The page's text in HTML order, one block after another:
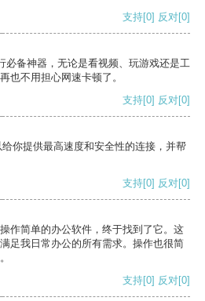
支持[0] 反对[0]
必备神器，无论是看视频、玩游戏还是工
也不用担心网速卡顿了。
支持[0] 反对[0]
你提供最高速度和安全性的连接，并帮
支持[0] 反对[0]
作简单的办公软件，终于找到了它。这
足我日常办公的所有需求。操作也很简
支持[0] 反对[0]